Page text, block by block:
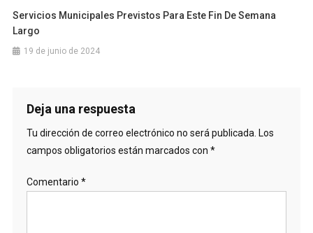
Servicios Municipales Previstos Para Este Fin De Semana
Largo
19 de junio de 2024
Deja una respuesta
Tu dirección de correo electrónico no será publicada. Los
campos obligatorios están marcados con *
Comentario *